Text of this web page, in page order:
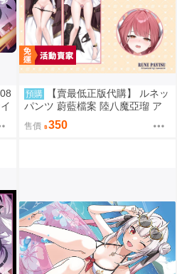
預購
【賣最低正版代購】 ルネッ
パンツ 蔚藍檔案 陸八魔亞瑠 ア
ル 抱枕套 0905
售價 350